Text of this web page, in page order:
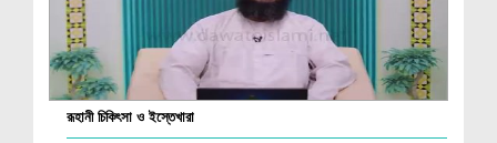
রূহানী চিকিৎসা ও ইস্তেখারা